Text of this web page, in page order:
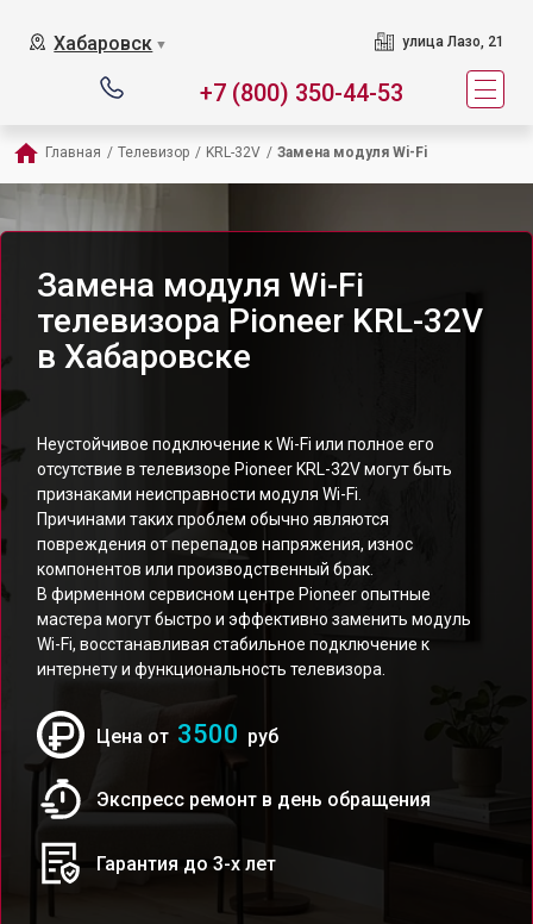
Хабаровск ▼ улица Лазо, 21
+7 (800) 350-44-53
Главная / Телевизор / KRL-32V / Замена модуля Wi-Fi
Замена модуля Wi-Fi
телевизора Pioneer KRL-32V
в Хабаровске
Неустойчивое подключение к Wi-Fi или полное его
отсутствие в телевизоре Pioneer KRL-32V могут быть
признаками неисправности модуля Wi-Fi.
Причинами таких проблем обычно являются
повреждения от перепадов напряжения, износ
компонентов или производственный брак.
В фирменном сервисном центре Pioneer опытные
мастера могут быстро и эффективно заменить модуль
Wi-Fi, восстанавливая стабильное подключение к
интернету и функциональность телевизора.
Цена от 3500 руб
Экспресс ремонт в день обращения
Гарантия до 3-х лет